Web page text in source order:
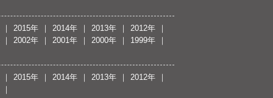
2015年 2014年 2013年
2012年
2002年 2001年 2000年
1999年
2015年 2014年 2013年
2012年